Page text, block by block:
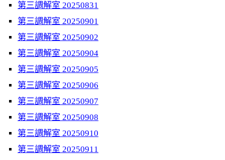
第三調解室 20250831
第三調解室 20250901
第三調解室 20250902
第三調解室 20250904
第三調解室 20250905
第三調解室 20250906
第三調解室 20250907
第三調解室 20250908
第三調解室 20250910
第三調解室 20250911